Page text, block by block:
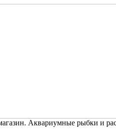
Аквариумные рыбки и